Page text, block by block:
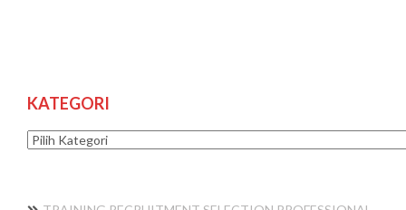
KATEGORI
Kategori